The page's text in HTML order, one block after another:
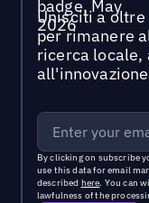
Unisciti a
per rimanere
ricerca
By clicking on subscribe
use this data for email
described here. You can
lawfulness of the